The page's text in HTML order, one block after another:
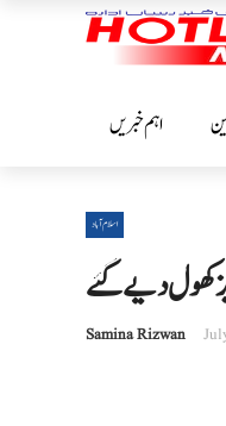
اہم خبریں
اسلام آباد
کھول دیے گئے
Samina Rizwan